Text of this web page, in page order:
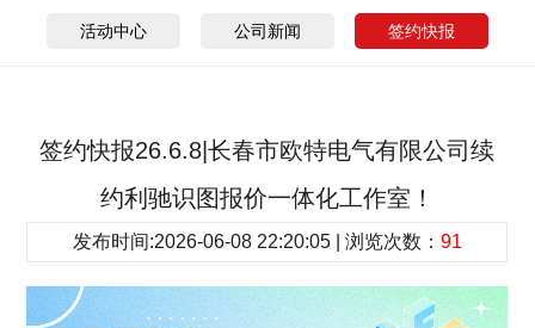
活动中心 公司新闻 签约快报
签约快报26.6.8|长春市欧特电气有限公司续
约利驰识图报价一体化工作室！
发布时间:2026-06-08 22:20:05 | 浏览次数： 91